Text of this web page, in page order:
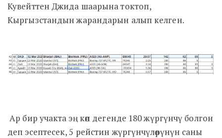
Кувейттен Джида шаарына токтоп,
Кыргызстандын жарандарын алып келген.
Ар бир учакта эң көп дегенде 180 жүргүнчү болгон
деп эсептесек, 5 рейстин жүргүнчүлөрүнүн саны